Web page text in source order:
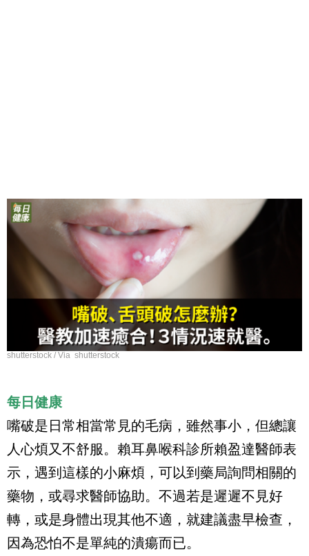
shutterstock / Via shutterstock
每日健康
嘴破是日常相當常見的毛病，雖然事小，但總讓
人心煩又不舒服。賴耳鼻喉科診所賴盈達醫師表
示，遇到這樣的小麻煩，可以到藥局詢問相關的
藥物，或尋求醫師協助。不過若是遲遲不見好
轉，或是身體出現其他不適，就建議盡早檢查，
因為恐怕不是單純的潰瘍而已。